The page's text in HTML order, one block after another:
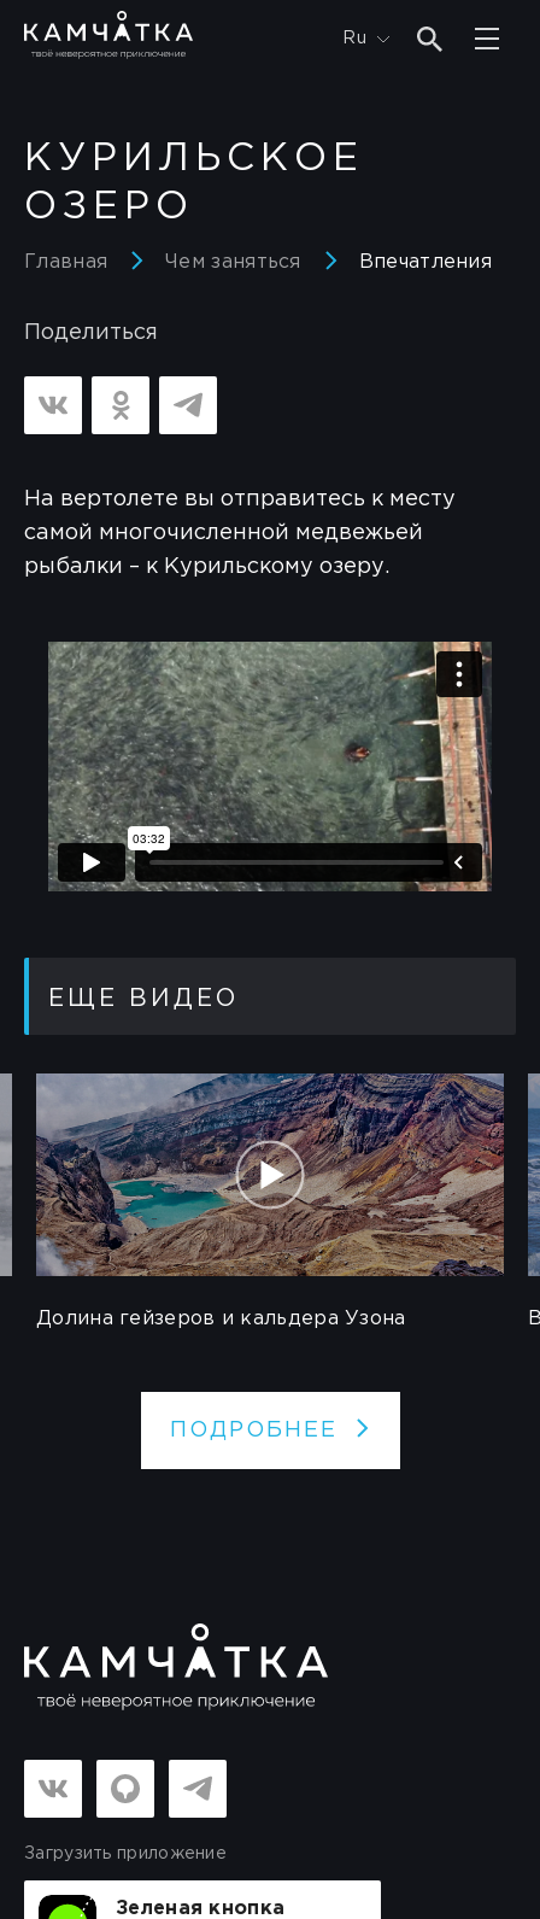
Ru
КУРИЛЬСКОЕ
ОЗЕРО
Главная Чем заняться Впечатления
Поделиться
На вертолете вы отправитесь к месту
самой многочисленной медвежьей
рыбалки – к Курильскому озеру.
ЕЩЕ ВИДЕО
Долина гейзеров и кальдера Узона
ПОДРОБНЕЕ
Загрузить приложение
Зеленая кнопка